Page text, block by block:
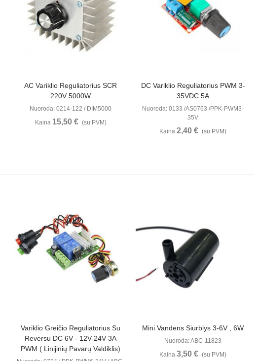
Peržiūrėti
AC Variklio Reguliatorius SCR
220V 5000W
Nuoroda: 0214-122 / DIM5000
Kaina 15,50 € (su PVM)
Peržiūrėti
DC Variklio Reguliatorius PWM 3-
35VDC 5A
Nuoroda: 0133 /AS0763 /PPK-PWM3-
35V
Kaina2,40 € (su PVM)
Peržiūrėti
Variklio Greičio Reguliatorius Su
Reversu DC 6V - 12V-24V 3A
PWM ( Linijinių Pavarų Valdiklis)
Peržiūrėti
Mini Vandens Siurblys 3-6V , 6W
Nuoroda: ABC-11823
Kaina3,50 € (su PVM)